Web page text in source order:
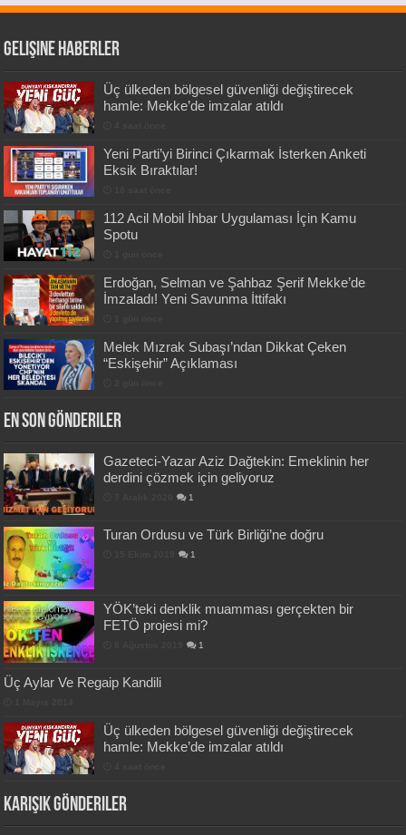
Gelişine Haberler
Üç ülkeden bölgesel güvenliği değiştirecek
hamle: Mekke’de imzalar atıldı
Yeni Parti’yi Birinci Çıkarmak İsterken Anketi
Eksik Bıraktılar!
112 Acil Mobil İhbar Uygulaması İçin Kamu
Spotu
Erdoğan, Selman ve Şahbaz Şerif Mekke’de
İmzaladı! Yeni Savunma İttifakı
Melek Mızrak Subaşı’ndan Dikkat Çeken
“Eskişehir” Açıklaması
En Son Gönderiler
Gazeteci-Yazar Aziz Dağtekin: Emeklinin her
derdini çözmek için geliyoruz
1
Turan Ordusu ve Türk Birliği’ne doğru
1
YÖK’teki denklik muamması gerçekten bir
FETÖ projesi mi?
1
Üç Aylar Ve Regaip Kandili
Üç ülkeden bölgesel güvenliği değiştirecek
hamle: Mekke’de imzalar atıldı
Karışık Gönderiler